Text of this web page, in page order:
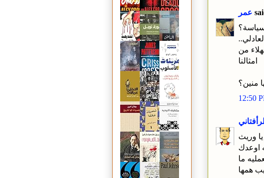
عمر
من
امثالنا
منين؟
12:50
وريث
اوعدك
ما
همها